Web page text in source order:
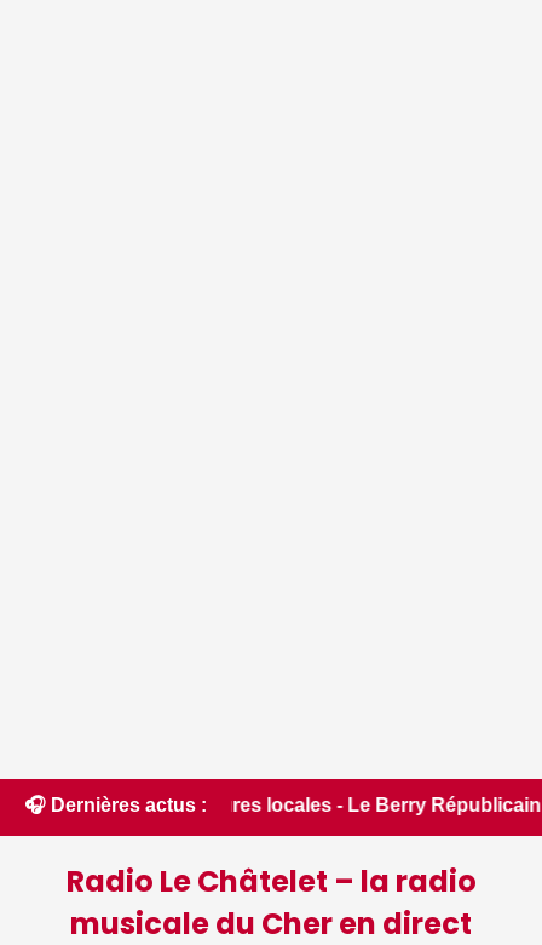
🎧 Dernières actus :
locales - Le Berry Républicain • 📰
Radio Le Châtelet – la radio
musicale du Cher en direct